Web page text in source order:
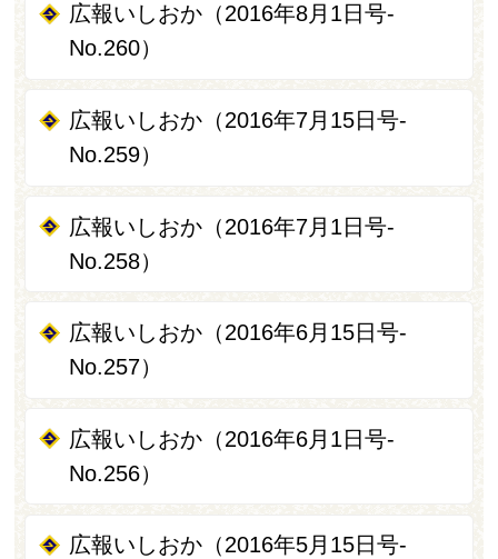
広報いしおか（2016年8月1日号-
No.260）
広報いしおか（2016年7月15日号-
No.259）
広報いしおか（2016年7月1日号-
No.258）
広報いしおか（2016年6月15日号-
No.257）
広報いしおか（2016年6月1日号-
No.256）
広報いしおか（2016年5月15日号-